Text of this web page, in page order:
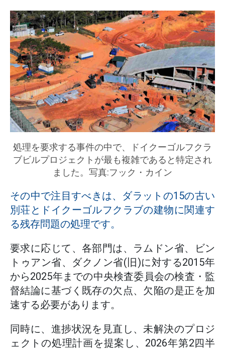
処理を要求する事件の中で、ドイクーゴルフクラ
ブビルプロジェクトが最も複雑であると特定され
ました。写真:フック・カイン
その中で注目すべきは、ダラットの15の古い
別荘とドイクーゴルフクラブの建物に関連す
る残存問題の処理です。
要求に応じて、各部門は、ラムドン省、ビン
トゥアン省、ダクノン省(旧)に対する2015年
から2025年までの中央検査委員会の検査・監
督結論に基づく既存の欠点、欠陥の是正を加
速する必要があります。
同時に、進捗状況を見直し、未解決のプロジ
ェクトの処理計画を提案し、2026年第2四半